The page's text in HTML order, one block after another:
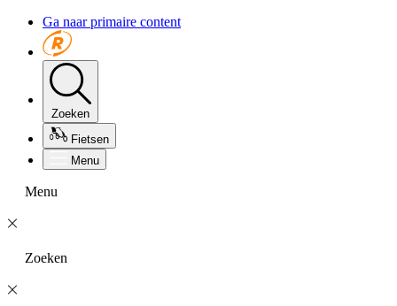
Ga naar primaire content
Zoeken
Fietsen
Menu
Menu
Zoeken